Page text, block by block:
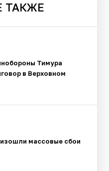
ТАКЖЕ
Тимура
в Верховном
массовые сбои